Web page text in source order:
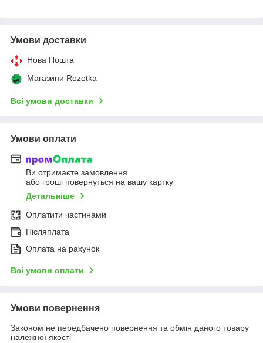
Умови доставки
Нова Пошта
Магазини Rozetka
Всі умови доставки
Умови оплати
Ви отримаєте замовлення
або гроші повернуться на вашу картку
Детальніше
Оплатити частинами
Післяплата
Оплата на рахунок
Всі умови оплати
Умови повернення
Законом не передбачено повернення та обмін даного товару
належної якості